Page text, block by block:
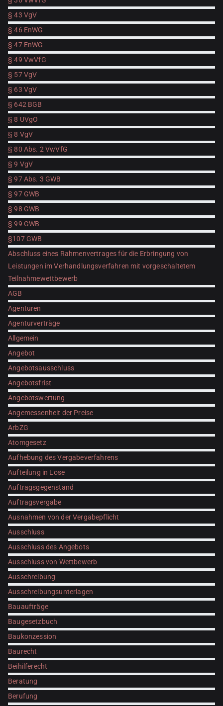
§ 43 VgV
§ 46 EnWG
§ 47 EnWG
§ 49 VwVfG
§ 57 VgV
§ 63 VgV
§ 642 BGB
§ 8 UVgO
§ 8 VgV
§ 80 Abs. 2 VwVfG
§ 9 VgV
§ 97 Abs. 3 GWB
§ 97 GWB
§ 98 GWB
§ 99 GWB
§107 GWB
Abschluss eines Rahmenvertrages für die Erbringung von
Leistungen im Verhandlungsverfahren mit vorgeschaltetem
Teilnahmewettbewerb
AGB
Agenturen
Agenturverträge
Allgemein
Angebot
Angebotsausschluss
Angebotsfrist
Angebotswertung
Angemessenheit der Preise
ArbZG
Atomgesetz
Aufhebung des Vergabeverfahrens
Aufteilung in Lose
Auftragsgegenstand
Auftragsvergabe
Ausnahmen von der Vergabepflicht
Ausschluss
Ausschluss des Angebots
Ausschluss von Wettbewerb
Ausschreibung
Ausschreibungsunterlagen
Bauaufträge
Baugesetzbuch
Baukonzession
Baurecht
Beihilferecht
Beratung
Berufung